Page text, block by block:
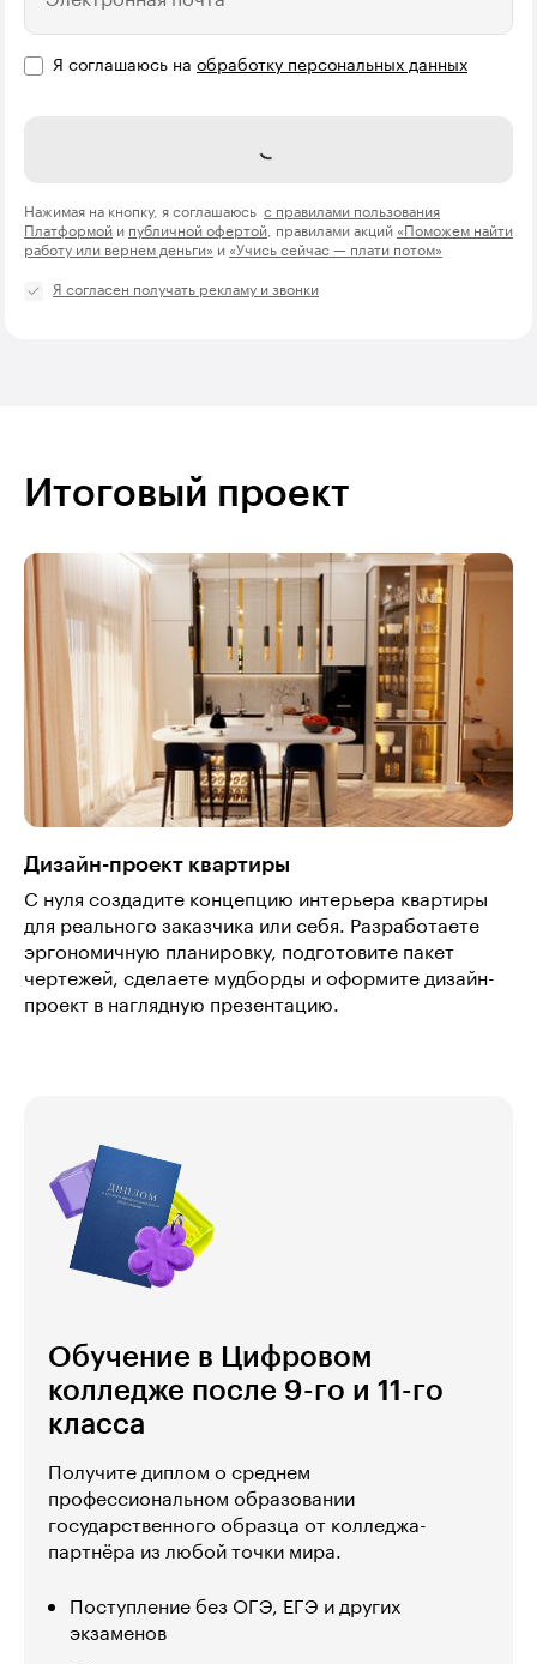
Я соглашаюсь на обработку персональных данных
Записаться на курс
Нажимая на кнопку, я соглашаюсь с правилами пользования
Платформой и публичной офертой , правилами акций «Поможем найти
работу или вернем деньги» и «Учись сейчас — плати потом»
Я согласен получать рекламу и звонки
Итоговый проект
Дизайн-проект квартиры
С нуля создадите концепцию интерьера квартиры
для реального заказчика или себя. Разработаете
эргономичную планировку, подготовите пакет
чертежей, сделаете мудборды и оформите дизайн-
проект в наглядную презентацию.
Обучение в Цифровом
колледже после 9-го и 11-го
класса
Получите диплом о среднем
профессиональном образовании
государственного образца от колледжа-
партнёра из любой точки мира.
Поступление без ОГЭ, ЕГЭ и других
экзаменов